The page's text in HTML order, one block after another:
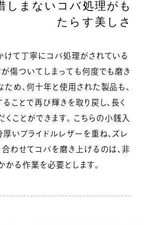
しまないコバ処理がも
たらす美しさ
けて丁寧にコバ処理がされている
が傷ついてしまっても何度でも磨き
ため、何十年と使用された製品も、
ことで再び輝きを取り戻し、長く
ことができます。 こちらの小銭入
厚いブライドルレザーを重ね、ズレ
合わせてコバを磨き上げるのは、非
かる作業を必要とします。